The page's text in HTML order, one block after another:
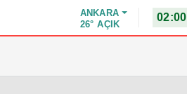
ANKARA
26° AÇIK
02:00